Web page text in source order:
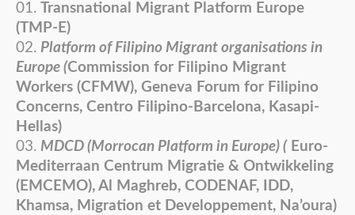
Transnational Migrant Platform Europe
(TMP-E)
Platform of Filipino Migrant organisations in
Europe (Commission for Filipino Migrant
Workers (CFMW), Geneva Forum for Filipino
Concerns, Centro Filipino-Barcelona, Kasapi-
Hellas)
MDCD (Morrocan Platform in Europe) ( Euro-
Mediterraan Centrum Migratie & Ontwikkeling
(EMCEMO), Al Maghreb, CODENAF, IDD,
Khamsa, Migration et Developpement, Na’oura)